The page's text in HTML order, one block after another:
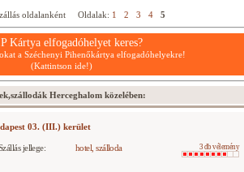
oldalanként Oldalak: 1 2 3 4 5
Kártya elfogadóhelyet keres?
a Széchenyi Pihenőkártya elfogadóhelyekre!
(Kattintson ide!)
Herceghalom közelében:
03. (III.) kerület
jellege: hotel, szálloda 3 db vélemény